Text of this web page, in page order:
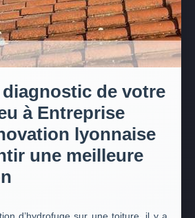
de votre
à Entreprise
lyonnaise
une meilleure